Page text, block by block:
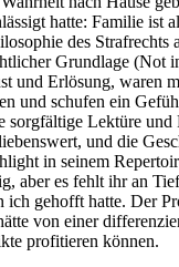
hatte: Familie ist
des Strafrechts
Grundlage (Not
und Erlösung, waren
und schufen ein
sorgfältige Lektüre und
und die
in seinem
aber es fehlt ihr an
ich gehofft hatte. Der
von einer
profitieren können.